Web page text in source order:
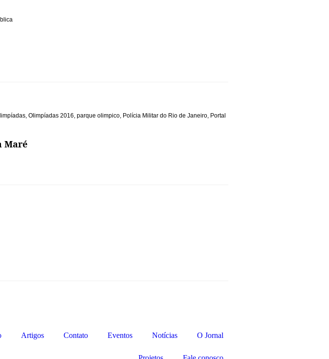
, Olimpíadas 2016, parque olimpico, Polícia Militar do Rio de Janeiro, Portal
Maré
Artigos Contato Eventos Notícias O Jornal